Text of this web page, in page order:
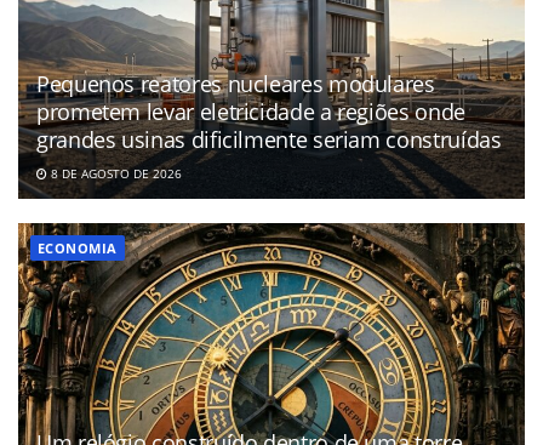
Pequenos reatores nucleares modulares
prometem levar eletricidade a regiões onde
grandes usinas dificilmente seriam construídas
8 DE AGOSTO DE 2026
ECONOMIA